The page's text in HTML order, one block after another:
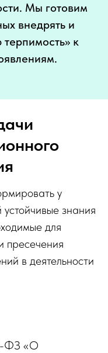
Мы готовим
внедрять и
к
у
знания
для
пресечения
в деятельности
ФЗ «О